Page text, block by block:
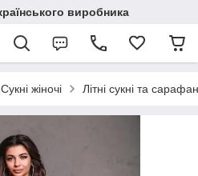
виробника
Сукні жіночі Літні сукні та